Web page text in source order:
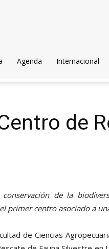
Agenda Internacional
de
de la
primer centro asociado a
de Ciencias